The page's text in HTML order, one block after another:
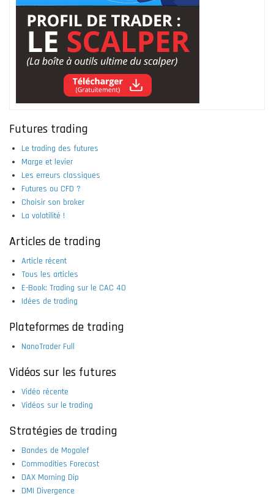
Futures trading
Le trading des futures
Marge et levier
Les erreurs classiques
Futures ou CFD ?
Choisir son broker
La volatilité !
Articles de trading
Article récent
Tous les articles
E-Book: Trading sur le CAC 40
Idées de trading
Plateformes de trading
NanoTrader Full
Vidéos sur les futures
Vidéo récente
Vidéos sur le trading
Stratégies de trading
Bandes de Mogalef
Commodities Forecast
DAX Morning Dip
DMI Divergence